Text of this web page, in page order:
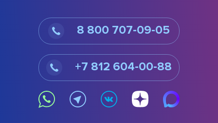
8 800 707-09-05
+7 812 604-00-88